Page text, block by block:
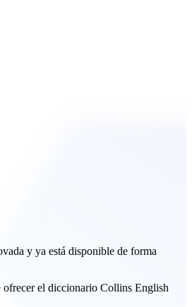
y ya está disponible de forma
ofrecer el diccionario Collins English